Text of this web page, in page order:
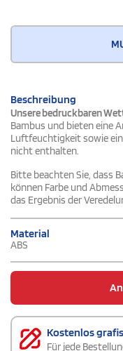
Beschreibung
Unsere bedruckbaren
Bambus und bieten eine
Luftfeuchtigkeit sowie
nicht enthalten.
Bitte beachten Sie, dass
können Farbe und
das Ergebnis der
Material
ABS
Kostenlos
Für jede